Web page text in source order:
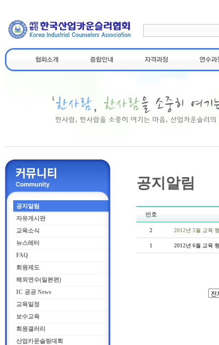
공지알림
자유게시판
교육소식
뉴스레터
FAQ
회원제도
해외연수(일본편)
IC 공공 News
교육일정
보수교육
회원갤러리
산업카운슬링대회
공지알림
번호
2 2012년 5월 교육
1 2012년 6월 교육